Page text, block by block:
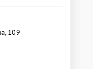
109